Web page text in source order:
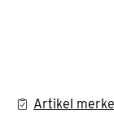
Artikel